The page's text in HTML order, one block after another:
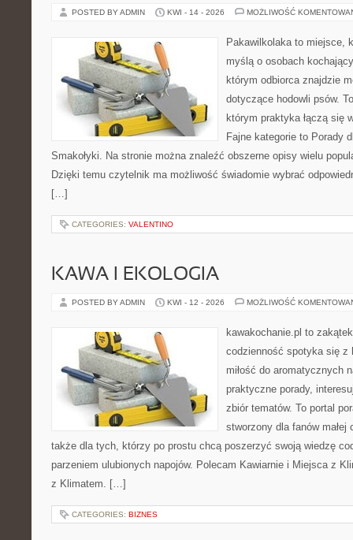
POSTED BY ADMIN KWI - 14 - 2026 MOŻLIWOŚĆ
Pakawilkolaka to miejsce,
myślą o osobach
którym odbiorca znajdzie
dotyczące hodowli psów.
którym praktyka łączą się
Fajne kategorie to Porady
Smakołyki. Na stronie można znaleźć obszerne opisy wielu
Dzięki temu czytelnik ma możliwość świadomie wybrać
[…]
CATEGORIES: VALENTINO
KAWA I EKOLOGIA
POSTED BY ADMIN KWI - 12 - 2026 MOŻLIWOŚĆ
kawakochanie.pl to
codzienność spotyka się z
miłość do aromatycznych
praktyczne porady,
zbiór tematów. To portal
stworzony dla fanów
także dla tych, którzy po prostu chcą poszerzyć swoją wiedzę
parzeniem ulubionych napojów. Polecam Kawiarnie i Miejsca z
z Klimatem. […]
CATEGORIES: BIZNES